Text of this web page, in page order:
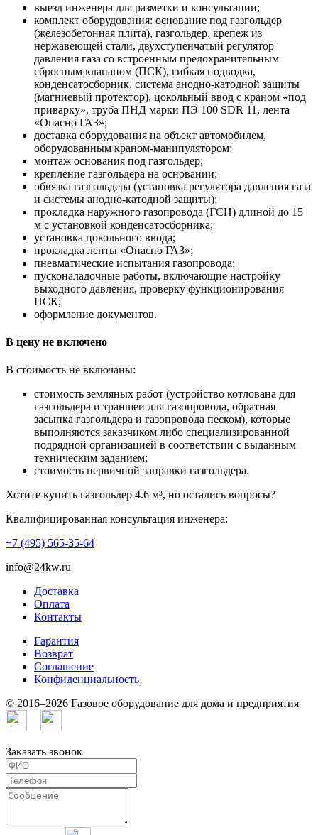
выезд инженера для разметки и консультации;
комплект оборудования: основание под газгольдер
(железобетонная плита), газгольдер, крепеж из
нержавеющей стали, двухступенчатый регулятор
давления газа со встроенным предохранительным
сбросным клапаном (ПСК), гибкая подводка,
конденсатосборник, система анодно-катодной защиты
(магниевый протектор), цокольный ввод с краном «под
приварку», труба ПНД марки ПЭ 100 SDR 11, лента
«Опасно ГАЗ»;
доставка оборудования на объект автомобилем,
оборудованным краном-манипулятором;
монтаж основания под газгольдер;
крепление газгольдера на основании;
обвязка газгольдера (установка регулятора давления газа
и системы анодно-катодной защиты);
прокладка наружного газопровода (ГСН) длиной до 15
м с установкой конденсатосборника;
установка цокольного ввода;
прокладка ленты «Опасно ГАЗ»;
пневматические испытания газопровода;
пусконаладочные работы, включающие настройку
выходного давления, проверку функционирования
ПСК;
оформление документов.
В цену не включено
В стоимость не включаны:
стоимость земляных работ (устройство котлована для
газгольдера и траншеи для газопровода, обратная
засыпка газгольдера и газопровода песком), которые
выполняются заказчиком либо специализированной
подрядной организацией в соответствии с выданным
техническим заданием;
стоимость первичной заправки газгольдера.
Хотите купить газгольдер 4.6 м³, но остались вопросы?
Квалифицированная консультация инженера:
+7 (495) 565-35-64
info@24kw.ru
Доставка
Оплата
Контакты
Гарантия
Возврат
Cоглашение
Конфиденциальность
© 2016–2026 Газовое оборудование для дома и предприятия
Заказать звонок